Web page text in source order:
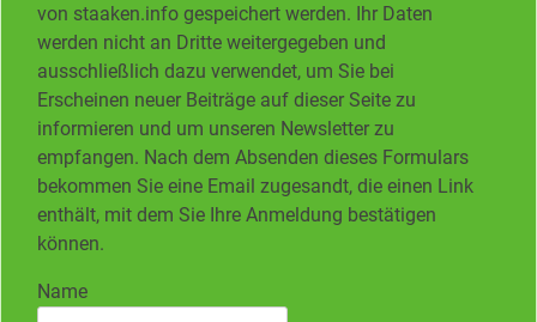
von staaken.info gespeichert werden. Ihr Daten
werden nicht an Dritte weitergegeben und
ausschließlich dazu verwendet, um Sie bei
Erscheinen neuer Beiträge auf dieser Seite zu
informieren und um unseren Newsletter zu
empfangen. Nach dem Absenden dieses Formulars
bekommen Sie eine Email zugesandt, die einen Link
enthält, mit dem Sie Ihre Anmeldung bestätigen
können.
Name